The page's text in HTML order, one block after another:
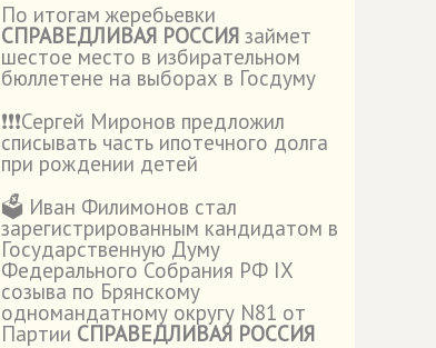
По итогам жеребьевки
СПРАВЕДЛИВАЯ РОССИЯ займет
шестое место в избирательном
бюллетене на выборах в Госдуму
❗️❗️❗️Сергей Миронов предложил
списывать часть ипотечного долга
при рождении детей
🗳️ Иван Филимонов стал
зарегистрированным кандидатом в
Государственную Думу
Федерального Собрания РФ IX
созыва по Брянскому
одномандатному округу N81 от
Партии СПРАВЕДЛИВАЯ РОССИЯ